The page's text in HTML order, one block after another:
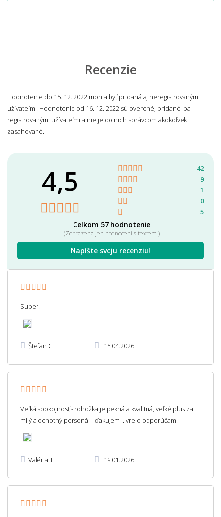
Recenzie
Hodnotenie do 15. 12. 2022 mohla byť pridaná aj neregistrovanými
užívateľmi. Hodnotenie od 16. 12. 2022 sú overené, pridané iba
registrovanými užívateľmi a nie je do nich správcom akokoľvek
zasahované.
4,5
Celkom 57 hodnotenie
(Zobrazena jen hodnocení s textem.)
Napíšte svoju recenziu!
42
9
1
0
5
Super.
Štefan C 15.04.2026
Veľká spokojnosť - rohožka je pekná a kvalitná, veľké plus za
milý a ochotný personál - ďakujem ...vrelo odporúčam.
Valéria T 19.01.2026